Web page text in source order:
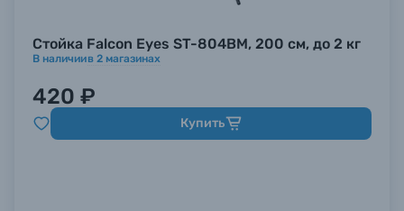
Стойка Falcon Eyes ST-804BM, 200 см, до 2 кг
В наличиив 2 магазинах
420 ₽
Купить